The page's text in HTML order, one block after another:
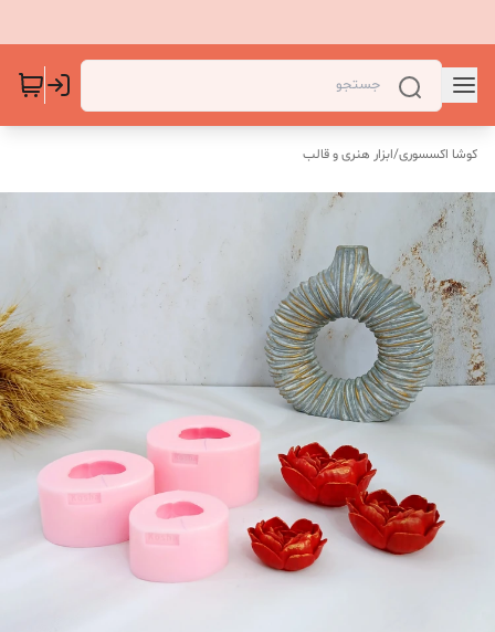
کوشا اکسسوری/ابزار هنری و قالب